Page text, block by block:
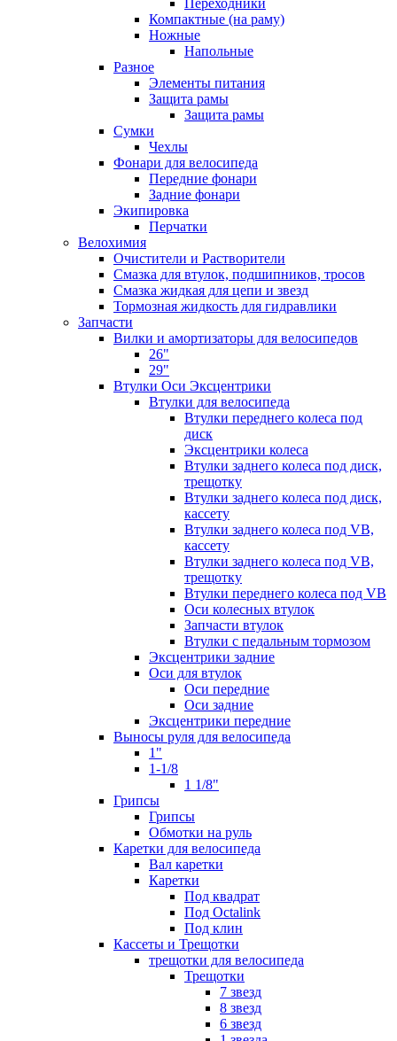
Компактные (на раму)
Ножные
Напольные
Разное
Элементы питания
Защита рамы
Защита рамы
Сумки
Чехлы
Фонари для велосипеда
Передние фонари
Задние фонари
Экипировка
Перчатки
Велохимия
Очистители и Растворители
Смазка для втулок, подшипников, тросов
Смазка жидкая для цепи и звезд
Тормозная жидкость для гидравлики
Запчасти
Вилки и амортизаторы для велосипедов
26"
29"
Втулки Оси Эксцентрики
Втулки для велосипеда
Втулки переднего колеса под
диск
Эксцентрики колеса
Втулки заднего колеса под диск,
трещотку
Втулки заднего колеса под диск,
кассету
Втулки заднего колеса под VB,
кассету
Втулки заднего колеса под VB,
трещотку
Втулки переднего колеса под VB
Оси колесных втулок
Запчасти втулок
Втулки с педальным тормозом
Эксцентрики задние
Оси для втулок
Оси передние
Оси задние
Эксцентрики передние
Выносы руля для велосипеда
1"
1-1/8
1 1/8"
Грипсы
Грипсы
Обмотки на руль
Каретки для велосипеда
Вал каретки
Каретки
Под квадрат
Под Octalink
Под клин
Кассеты и Трещотки
трещотки для велосипеда
Трещотки
7 звезд
8 звезд
6 звезд